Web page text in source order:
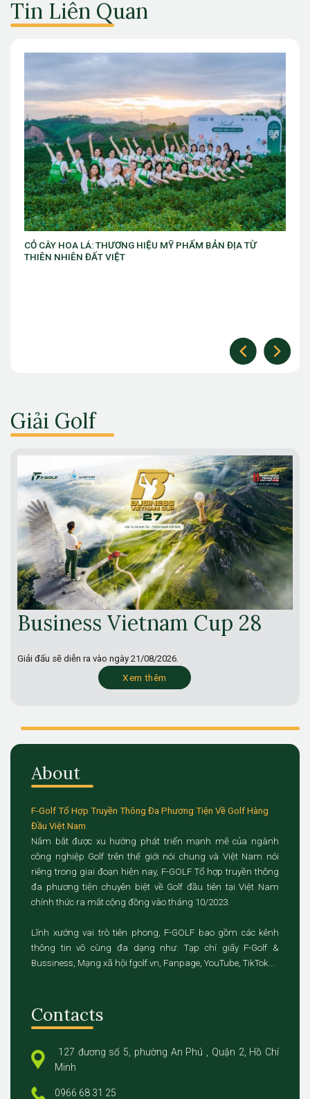
Tin Liên Quan
VIB ra mắt chương trình “VIB Swing – Mở khóa đặc quyền,
làm chủ thời cuộc” với ưu đãi Golf lên đến 10 triệu đồng
Giải Golf
Business Vietnam Cup 28
Giải đấu sẽ diễn ra vào ngày 21/08/2026.
Xem thêm
About
F-Golf Tổ Hợp Truyền Thông Đa Phương Tiện Về Golf Hàng
Đầu Việt Nam
Nắm bắt được xu hướng phát triển mạnh mẽ của ngành
công nghiệp Golf trên thế giới nói chung và Việt Nam nói
riêng trong giai đoạn hiện nay, F-GOLF Tổ hợp truyền thông
đa phương tiện chuyên biệt về Golf đầu tiên tại Việt Nam
chính thức ra mắt cộng đồng vào tháng 10/2023.
Lĩnh xướng vai trò tiên phong, F-GOLF bao gồm các kênh
thông tin vô cùng đa dạng như: Tạp chí giấy F-Golf &
Bussiness, Mạng xã hội fgolf.vn, Fanpage, YouTube, TikTok...
Contacts
127 đương số 5, phường An Phú , Quận 2, Hồ Chí
Minh
0966 68 31 25